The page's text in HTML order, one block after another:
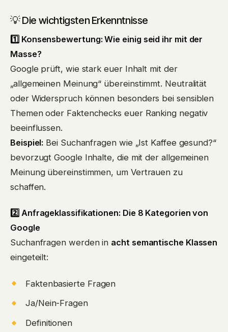
💡 Die wichtigsten Erkenntnisse
1️⃣ Konsensbewertung: Wie einig seid ihr mit der
Masse?
Google prüft, wie stark euer Inhalt mit der
„allgemeinen Meinung“ übereinstimmt. Neutralität
oder Widerspruch können besonders bei sensiblen
Themen oder Faktenchecks euer Ranking negativ
beeinflussen.
Beispiel: Bei Suchanfragen wie „Ist Kaffee gesund?“
bevorzugt Google Inhalte, die mit der allgemeinen
Meinung übereinstimmen, um Vertrauen zu
schaffen.
2️⃣ Anfrageklassifikationen: Die 8 Kategorien von
Google
Suchanfragen werden in acht semantische Klassen
eingeteilt:
Faktenbasierte Fragen
Ja/Nein-Fragen
Definitionen